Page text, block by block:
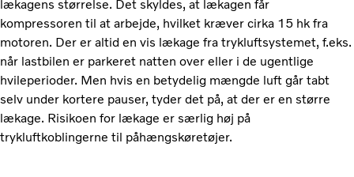
lækagens størrelse. Det skyldes, at lækagen får
kompressoren til at arbejde, hvilket kræver cirka 15 hk fra
motoren. Der er altid en vis lækage fra trykluftsystemet, f.eks.
når lastbilen er parkeret natten over eller i de ugentlige
hvileperioder. Men hvis en betydelig mængde luft går tabt
selv under kortere pauser, tyder det på, at der er en større
lækage. Risikoen for lækage er særlig høj på
trykluftkoblingerne til påhængskøretøjer.